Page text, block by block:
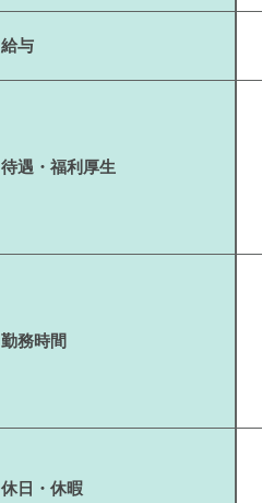
給与
待遇・福利厚生
勤務時間
休日・休暇